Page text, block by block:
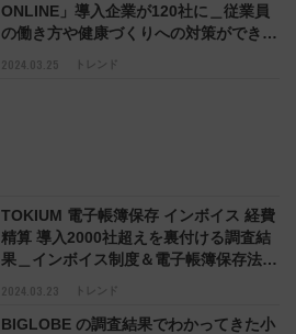
2024.03.25 トレンド
ONLINE」導入企業が120社に＿従業員
の働き方や健康づくりへの対策ができて
2024.03.23 トレンド
TOKIUM 電子帳簿保存 インボイス 経費
精算 導入2000社超えを裏付ける調査結
果＿インボイス制度＆電子帳簿保存法に
BIGLOBE の調査結果でわかってきた小